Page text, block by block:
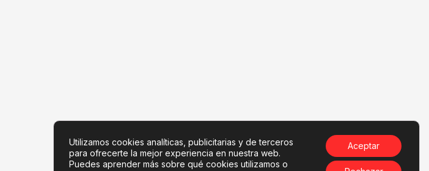
Utilizamos cookies analíticas, publicitarias y de terceros
para ofrecerte la mejor experiencia en nuestra web.
Puedes aprender más sobre qué cookies utilizamos o
Aceptar